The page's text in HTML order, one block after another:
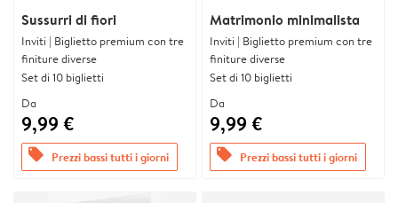
Sussurri di fiori
Inviti | Biglietto premium con tre
finiture diverse
Set di 10 biglietti
Da
9,99 €
offers Prezzi bassi tutti i giorni
Matrimonio minimalista
Inviti | Biglietto premium con tre
finiture diverse
Set di 10 biglietti
Da
9,99 €
offers Prezzi bassi tutti i giorni